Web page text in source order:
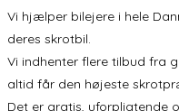
Vi hjælper bilejere i hele
deres skrotbil.
Vi indhenter flere tilbud fra
altid får den højeste
Det er gratis, uforpligtende